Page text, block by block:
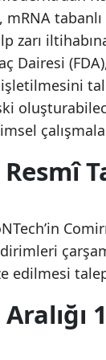
mRNA
zarı
Dairesi
Resmî
edilmesi